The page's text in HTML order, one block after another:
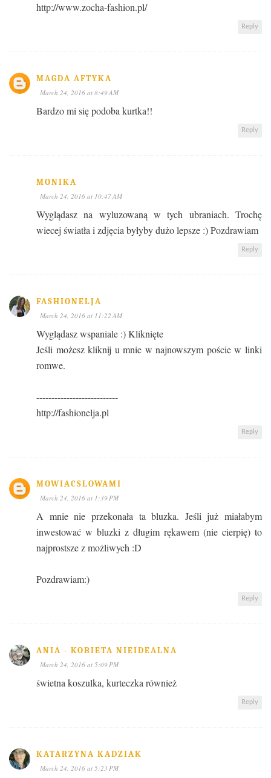
http://www.zocha-fashion.pl/
Reply
MAGDA AFTYKA
March 24, 2016 at 8:49 AM
Bardzo mi się podoba kurtka!!
Reply
MONIKA
March 24, 2016 at 10:47 AM
Wyglądasz na wyluzowaną w tych ubraniach. Trochę
wiecej światła i zdjęcia byłyby dużo lepsze :) Pozdrawiam
Reply
FASHIONELJA
March 24, 2016 at 11:22 AM
Wyglądasz wspaniale :) Kliknięte
Jeśli możesz kliknij u mnie w najnowszym poście w linki
romwe.
---------------------------
http://fashionelja.pl
Reply
MOWIACSLOWAMI
March 24, 2016 at 1:39 PM
A mnie nie przekonała ta bluzka. Jeśli już miałabym
inwestować w bluzki z długim rękawem (nie cierpię) to
najprostsze z możliwych :D
Pozdrawiam:)
Reply
ANIA - KOBIETA NIEIDEALNA
March 24, 2016 at 5:09 PM
świetna koszulka, kurteczka również
Reply
KATARZYNA KADZIAK
March 24, 2016 at 5:23 PM